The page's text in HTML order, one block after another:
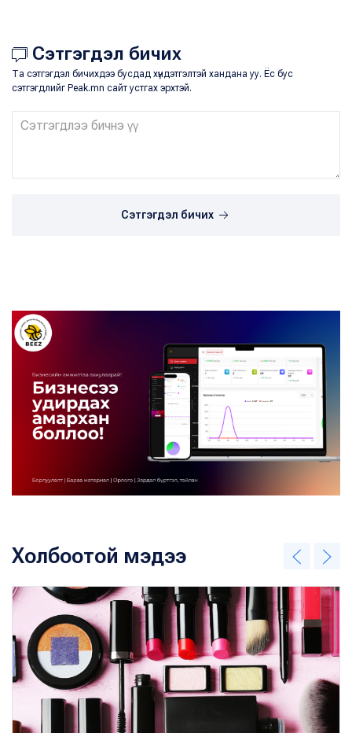
Сэтгэгдэл бичих
Та сэтгэгдэл бичихдээ бусдад хүндэтгэлтэй хандана уу. Ёс бус
сэтгэгдлийг Peak.mn сайт устгах эрхтэй.
Сэтгэгдэл бичих
Холбоотой мэдээ